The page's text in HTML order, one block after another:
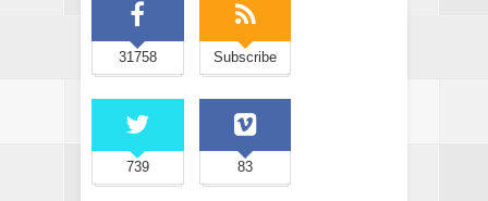
31758 Subscribe
739 83